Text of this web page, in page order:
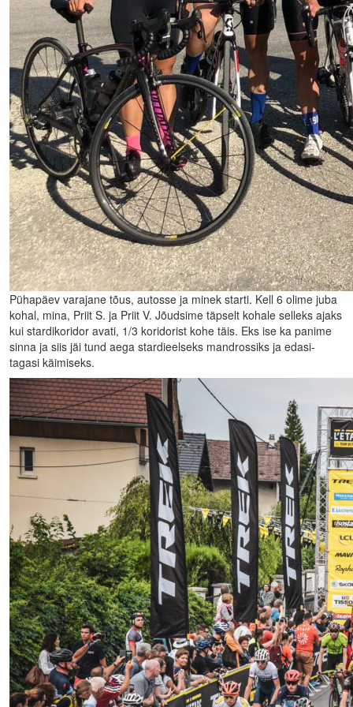
Pühapäev varajane tõus, autosse ja minek starti. Kell 6 olime juba
kohal, mina, Priit S. ja Priit V. Jõudsime täpselt kohale selleks ajaks
kui stardikoridor avati, 1/3 koridorist kohe täis. Eks ise ka panime
sinna ja siis jäi tund aega stardieelseks mandrossiks ja edasi-
tagasi käimiseks.